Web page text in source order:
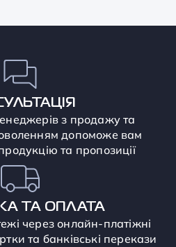
з продажу та
допоможе вам
та пропозиції
ТА ОПЛАТА
через онлайн-платіжні
та банківські перекази